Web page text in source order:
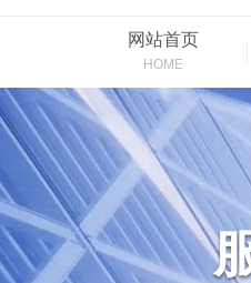
网站首页
HOME